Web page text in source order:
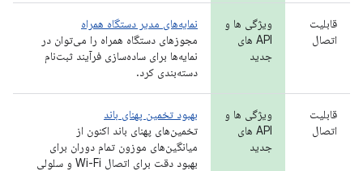
قابلیت
اتصال
ویژگی ها و
API های
جدید
نمایه‌های مدیر دستگاه همراه
مجوزهای دستگاه همراه را می‌توان در
نمایه‌ها برای ساده‌سازی فرآیند ثبت‌نام
دسته‌بندی کرد.
قابلیت
اتصال
ویژگی ها و
API های
جدید
بهبود تخمین پهنای باند
تخمین‌های پهنای باند اکنون از
میانگین‌های موزون تمام دوران برای
بهبود دقت برای اتصال Wi-Fi و سلولی